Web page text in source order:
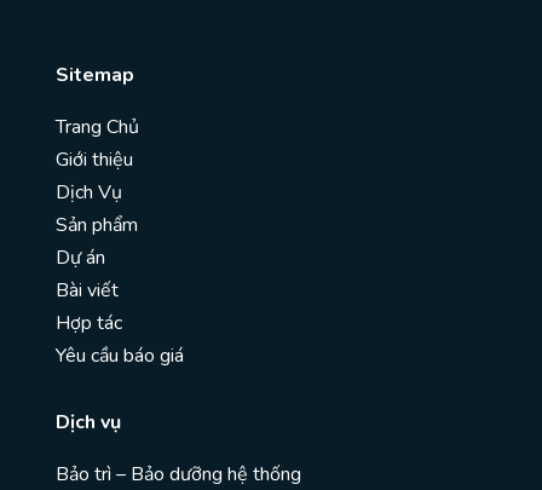
Sitemap
Trang Chủ
Giới thiệu
Dịch Vụ
Sản phẩm
Dự án
Bài viết
Hợp tác
Yêu cầu báo giá
Dịch vụ
Bảo trì – Bảo dưỡng hệ thống